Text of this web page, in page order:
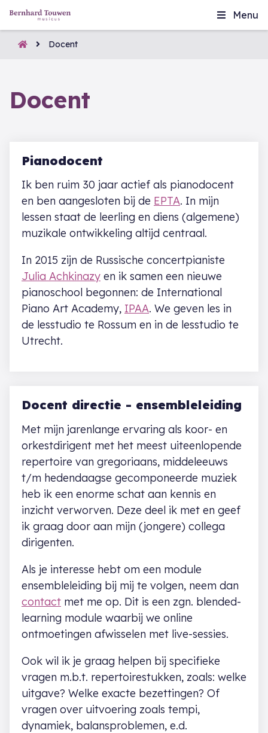
Menu
Docent
Docent
Pianodocent
Ik ben ruim 30 jaar actief als pianodocent
en ben aangesloten bij de EPTA. In mijn
lessen staat de leerling en diens (algemene)
muzikale ontwikkeling altijd centraal.
In 2015 zijn de Russische concertpianiste
Julia Achkinazy en ik samen een nieuwe
pianoschool begonnen: de International
Piano Art Academy, IPAA. We geven les in
de lesstudio te Rossum en in de lesstudio te
Utrecht.
Docent directie - ensembleleiding
Met mijn jarenlange ervaring als koor- en
orkestdirigent met het meest uiteenlopende
repertoire van gregoriaans, middeleeuws
t/m hedendaagse gecomponeerde muziek
heb ik een enorme schat aan kennis en
inzicht verworven. Deze deel ik met en geef
ik graag door aan mijn (jongere) collega
dirigenten.
Als je interesse hebt om een module
ensembleleiding bij mij te volgen, neem dan
contact met me op. Dit is een zgn. blended-
learning module waarbij we online
ontmoetingen afwisselen met live-sessies.
Ook wil ik je graag helpen bij specifieke
vragen m.b.t. repertoirestukken, zoals: welke
uitgave? Welke exacte bezettingen? Of
vragen over uitvoering zoals tempi,
dynamiek, balansproblemen, e.d.